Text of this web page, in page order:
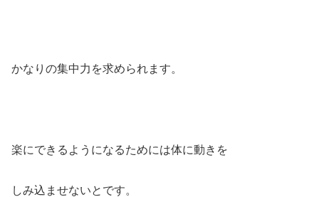
かなりの集中力を求められます。
楽にできるようになるためには体に動きを
しみ込ませないとです。